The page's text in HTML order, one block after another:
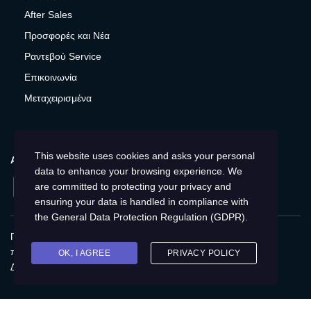
After Sales
Προσφορές και Νέα
Ραντεβού Service
Επικοινωνία
Μεταχειρισμένα
ΑΚΟΛΟΥΘΉΣΤΕ ΜΑΣ
Facebook
Instagram
Twitter
YouTube
Πολιτική Απορρήτου
προσωπικών δεδομένων
Αποτύπωση
Δικαιώματα του Υποκειμένου των δεδομένων
This website uses cookies and asks your personal
data to enhance your browsing experience. We
are committed to protecting your privacy and
ensuring your data is handled in compliance with
the General Data Protection Regulation (GDPR)
OK, I AGREE PRIVACY POLICY